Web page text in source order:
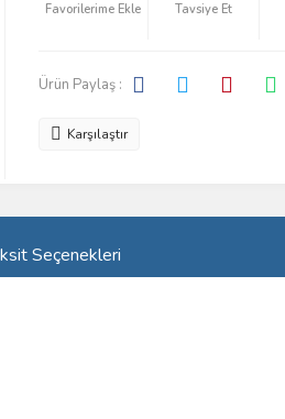
Tavsiye Et
Ürün Paylaş :
Karşılaştır
Seçenekleri